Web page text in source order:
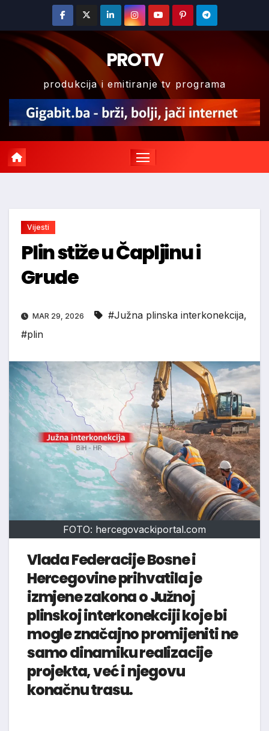
content
PROTV
produkcija i emitiranje tv programa
Vijesti
Plin stiže u Čapljinu i
Grude
MAR 29, 2026 #Južna plinska interkonekcija,
#plin
FOTO: hercegovackiportal.com
Vlada Federacije Bosne i
Hercegovine prihvatila je
izmjene zakona o Južnoj
plinskoj interkonekciji koje bi
mogle značajno promijeniti ne
samo dinamiku realizacije
projekta, već i njegovu
konačnu trasu.